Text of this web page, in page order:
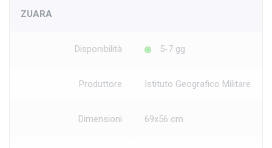
ZUARA
Disponibilità 5-7 gg
Produttore Istituto Geografico Militare
Dimensioni 69x56 cm